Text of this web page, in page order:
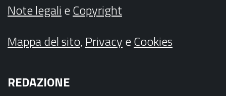
Note legalieCopyright
Mappa del sito,PrivacyeCookies
REDAZIONE